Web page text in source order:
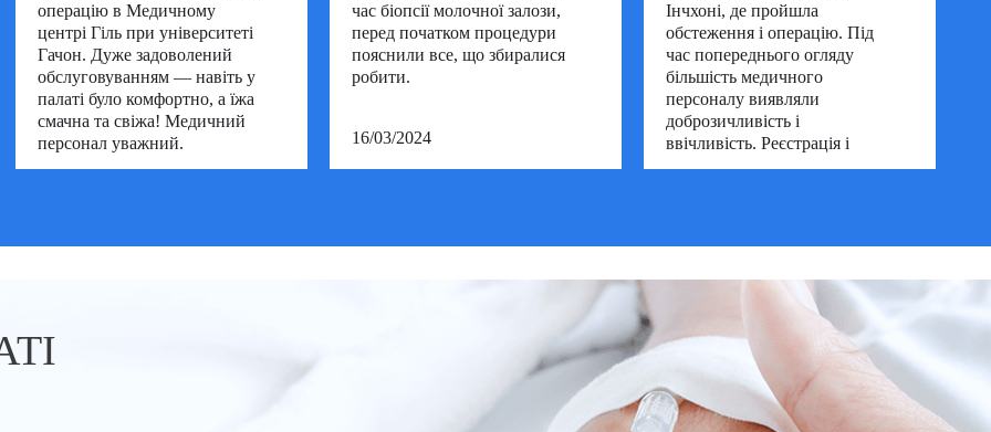
ХІРУРГІЯ
операцію в Медичному
центрі Гіль при університеті
Гачон. Дуже задоволений
обслуговуванням — навіть у
палаті було комфортно, а їжа
смачна та свіжа! Медичний
персонал уважний.
час біопсії молочної залози,
перед початком процедури
пояснили все, що збиралися
робити.
16/03/2024
Інчхоні, де пройшла
обстеження і операцію. Під
час попереднього огляду
більшість медичного
персоналу виявляли
доброзичливість і
ввічливість. Реєстрація і
оплата проходили швидко і
зіткнулася зі страйком
деяких співробітників, і хоча
ситуація складна для всіх, я
розуміла їхні почуття і
труднощі. На відміну від
інших університетських
лікарень, тут дуже тепло і